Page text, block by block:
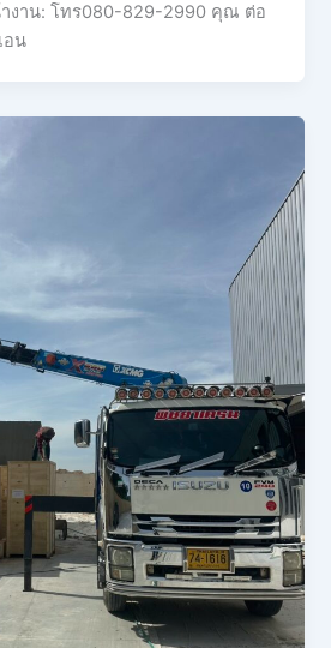
งาน: โทร080-829-2990 คุณ ต่อ
อน